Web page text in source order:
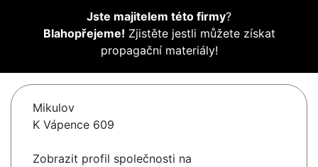
Jste majitelem této firmy?
Blahopřejeme! Zjistěte jestli můžete získat
propagační materiály!
Mikulov
K Vápence 609
Zobrazit profil společnosti na